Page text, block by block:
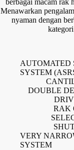
berbagai macam rak
Menawarkan
nyaman dengan
AUTOMATED
SYSTEM
DOUBLE
RAK
VERY
SYSTEM